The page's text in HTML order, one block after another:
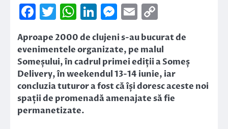
Facebook
Twitter
WhatsApp
LinkedIn
Messenger
Email
Link
Aproape 2000 de clujeni s-au bucurat de
evenimentele organizate, pe malul
Someșului, în cadrul primei ediții a Someș
Delivery, în weekendul 13-14 iunie, iar
concluzia tuturor a fost că își doresc aceste noi
spații de promenadă amenajate să fie
permanetizate.